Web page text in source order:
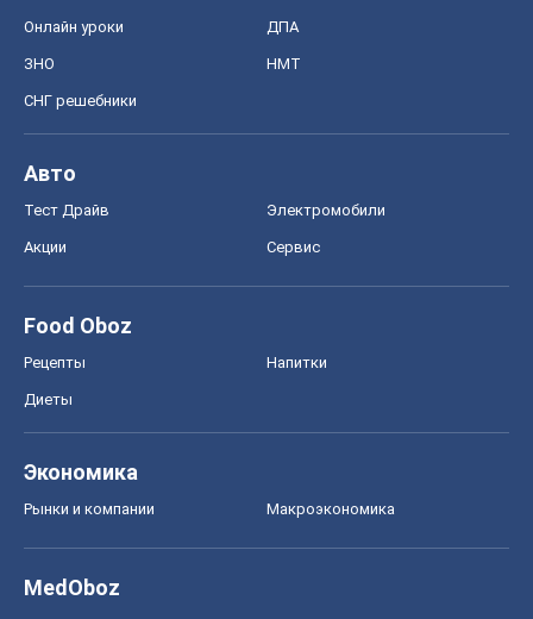
Онлайн уроки ДПА
ЗНО НМТ
СНГ решебники
Авто
Тест Драйв Электромобили
Акции Сервис
Food Oboz
Рецепты Напитки
Диеты
Экономика
Рынки и компании Mакроэкономика
MedOboz